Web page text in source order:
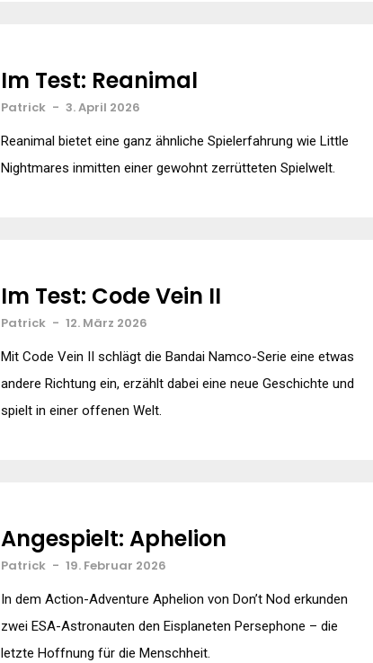
Im Test: Reanimal
Patrick - 3. April 2026
Reanimal bietet eine ganz ähnliche Spielerfahrung wie Little
Nightmares inmitten einer gewohnt zerrütteten Spielwelt.
Im Test: Code Vein II
Patrick - 12. März 2026
Mit Code Vein II schlägt die Bandai Namco-Serie eine etwas
andere Richtung ein, erzählt dabei eine neue Geschichte und
spielt in einer offenen Welt.
Angespielt: Aphelion
Patrick - 19. Februar 2026
In dem Action-Adventure Aphelion von Don’t Nod erkunden
zwei ESA-Astronauten den Eisplaneten Persephone – die
letzte Hoffnung für die Menschheit.